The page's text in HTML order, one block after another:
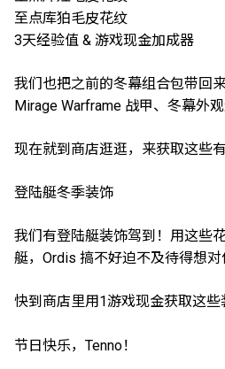
至点库狛毛皮花纹
3天经验值 & 游戏现金加成器
我们也把之前的冬幕组合包带回
Mirage Warframe 战甲、冬幕外观
现在就到商店逛逛，来获取这些
登陆艇冬季装饰
我们有登陆艇装饰驾到！用这些
艇，Ordis 搞不好迫不及待得想对
快到商店里用1游戏现金获取这些
节日快乐，Tenno！